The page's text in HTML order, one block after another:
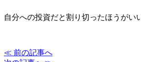
自分への投資だと割り切ったほうがい
≪ 前の記事へ